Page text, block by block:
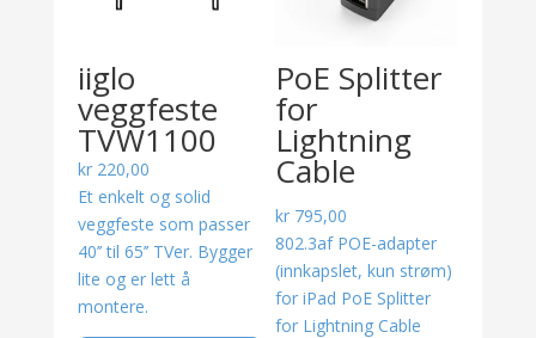
iiglo
veggfeste
TVW1100
kr220,00
Et enkelt og solid
veggfeste som passer
40’’ til 65’’ TVer. Bygger
lite og er lett å
montere.
PoE Splitter
for
Lightning
Cable
kr 795,00
802.3af POE-adapter
(innkapslet, kun strøm)
for iPad PoE Splitter
for Lightning Cable